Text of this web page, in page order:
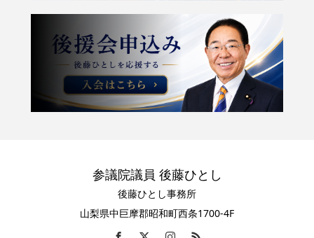
参議院議員 後藤ひとし
後藤ひとし事務所
山梨県中巨摩郡昭和町西条1700-4F